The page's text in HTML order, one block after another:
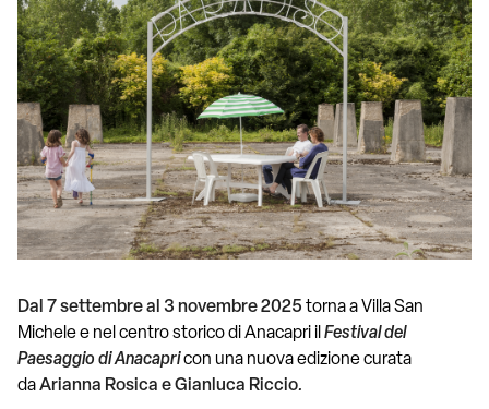
Dal 7 settembre al 3 novembre 2025 torna a Villa San
Michele e nel centro storico di Anacapri il Festival del
Paesaggio di Anacapricon una nuova edizione curata
daArianna Rosica e Gianluca Riccio.